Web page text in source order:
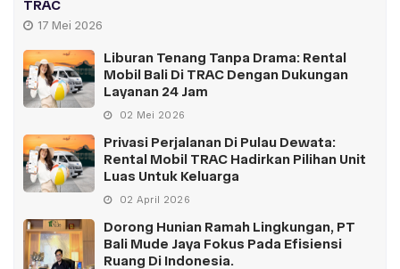
TRAC
17 Mei 2026
Liburan Tenang Tanpa Drama: Rental
Mobil Bali Di TRAC Dengan Dukungan
Layanan 24 Jam
02 Mei 2026
Privasi Perjalanan Di Pulau Dewata:
Rental Mobil TRAC Hadirkan Pilihan Unit
Luas Untuk Keluarga
02 April 2026
Dorong Hunian Ramah Lingkungan, PT
Bali Mude Jaya Fokus Pada Efisiensi
Ruang Di Indonesia.